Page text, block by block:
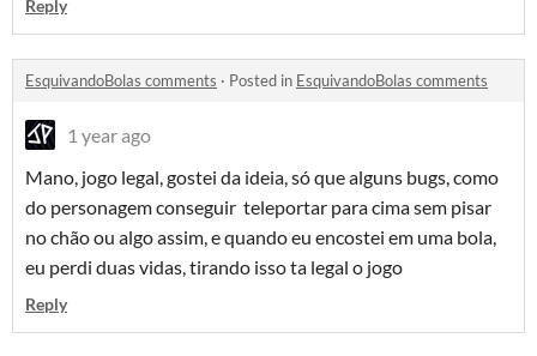
Reply
EsquivandoBolas comments · Posted in EsquivandoBolas comments
1 year ago
Mano, jogo legal, gostei da ideia, só que alguns bugs, como
do personagem conseguir teleportar para cima sem pisar
no chão ou algo assim, e quando eu encostei em uma bola,
eu perdi duas vidas, tirando isso ta legal o jogo
Reply